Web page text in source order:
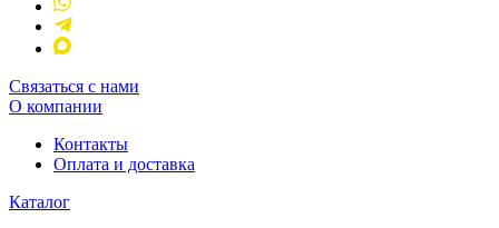
Связаться с нами
О компании
Контакты
Оплата и доставка
Каталог